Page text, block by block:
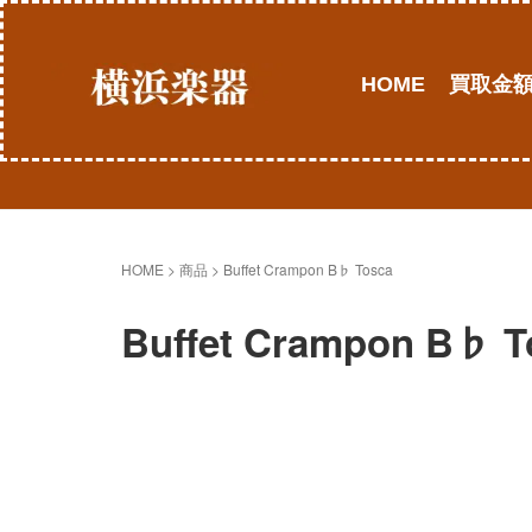
HOME 買取金
HOME > 商品 > Buffet Crampon B♭ Tosca
Buffet Crampon B♭